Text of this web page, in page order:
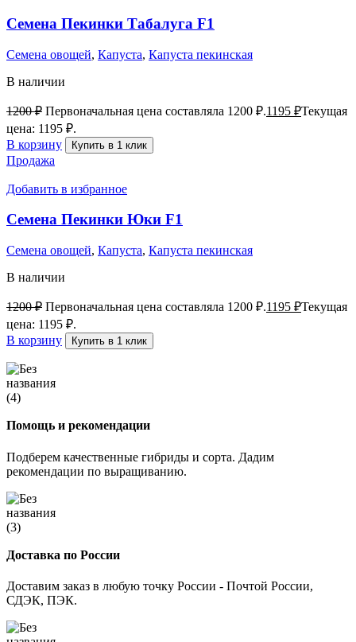
Семена Пекинки Табалуга F1
Семена овощей, Капуста, Капуста пекинская
В наличии
1200₽ Первоначальная цена составляла 1200 ₽.1195 ₽Текущая
цена: 1195 ₽.
В корзину
Купить в 1 клик
Продажа
Добавить в избранное
Семена Пекинки Юки F1
Семена овощей, Капуста, Капуста пекинская
В наличии
1200₽ Первоначальная цена составляла 1200 ₽.1195 ₽Текущая
цена: 1195 ₽.
В корзину
Купить в 1 клик
Помощь и рекомендации
Подберем качественные гибриды и сорта. Дадим
рекомендации по выращиванию.
Доставка по России
Доставим заказ в любую точку России - Почтой России,
СДЭК, ПЭК.